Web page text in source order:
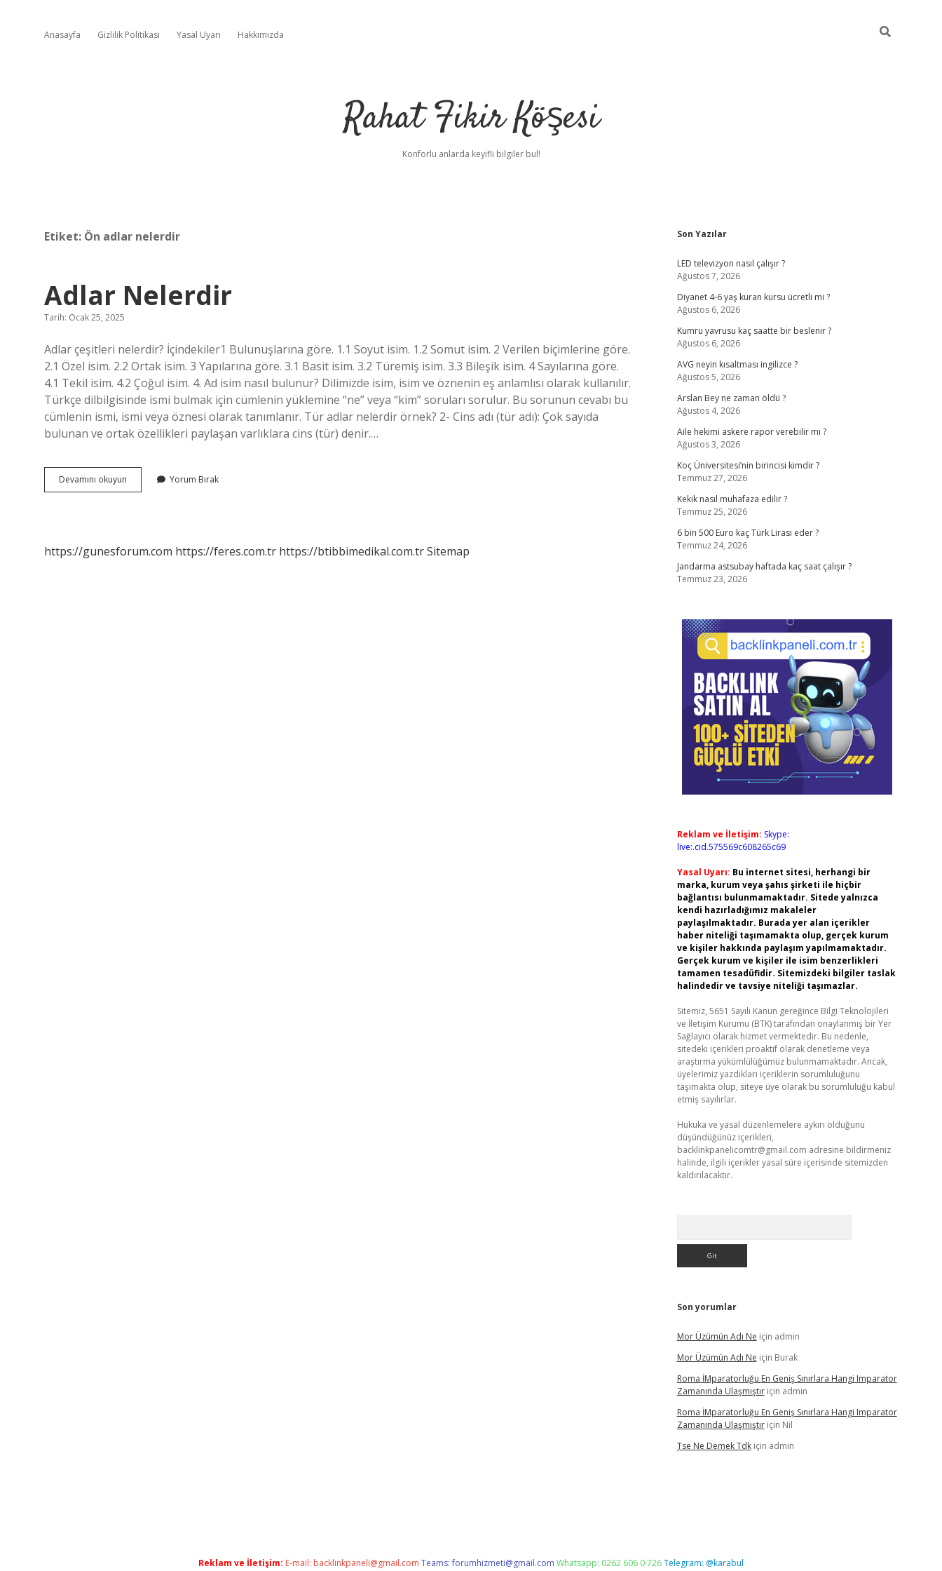
Anasayfa Gizlilik Politikası Yasal Uyarı Hakkımızda
Rahat Fikir Köşesi
Konforlu anlarda keyifli bilgiler bul!
Etiket: Ön adlar nelerdir
Adlar Nelerdir
Tarih: Ocak 25, 2025
Adlar çeşitleri nelerdir? İçindekiler1 Bulunuşlarına göre. 1.1 Soyut isim. 1.2 Somut isim. 2 Verilen biçimlerine göre.
2.1 Özel isim. 2.2 Ortak isim. 3 Yapılarına göre. 3.1 Basit isim. 3.2 Türemiş isim. 3.3 Bileşik isim. 4 Sayılarına göre.
4.1 Tekil isim. 4.2 Çoğul isim. 4. Ad isim nasıl bulunur? Dilimizde isim, isim ve öznenin eş anlamlısı olarak kullanılır.
Türkçe dilbilgisinde ismi bulmak için cümlenin yüklemine “ne” veya “kim” soruları sorulur. Bu sorunun cevabı bu
cümlenin ismi, ismi veya öznesi olarak tanımlanır. Tür adlar nelerdir örnek? 2- Cins adı (tür adı): Çok sayıda
bulunan ve ortak özellikleri paylaşan varlıklara cins (tür) denir.…
Devamını okuyun
Nelerdir
Yorum Bırak
https://gunesforum.com https://feres.com.tr https://btibbimedikal.com.trSitemap
Sidebar
Son Yazılar
LED televizyon nasıl çalışır ?
Ağustos 7, 2026
Diyanet 4-6 yaş kuran kursu ücretli mi ?
Ağustos 6, 2026
Kumru yavrusu kaç saatte bir beslenir ?
Ağustos 6, 2026
AVG neyin kısaltması ingilizce ?
Ağustos 5, 2026
Arslan Bey ne zaman öldü ?
Ağustos 4, 2026
Aile hekimi askere rapor verebilir mi ?
Ağustos 3, 2026
Koç Üniversitesi’nin birincisi kimdir ?
Temmuz 27, 2026
Kekik nasıl muhafaza edilir ?
Temmuz 25, 2026
6 bin 500 Euro kaç Türk Lirası eder ?
Temmuz 24, 2026
Jandarma astsubay haftada kaç saat çalışır ?
Temmuz 23, 2026
Reklam ve İletişim: Skype:
live:.cid.575569c608265c69
Yasal Uyarı: Bu internet sitesi, herhangi bir
marka, kurum veya şahıs şirketi ile hiçbir
bağlantısı bulunmamaktadır. Sitede yalnızca
kendi hazırladığımız makaleler
paylaşılmaktadır. Burada yer alan içerikler
haber niteliği taşımamakta olup, gerçek kurum
ve kişiler hakkında paylaşım yapılmamaktadır.
Gerçek kurum ve kişiler ile isim benzerlikleri
tamamen tesadüfidir. Sitemizdeki bilgiler taslak
halindedir ve tavsiye niteliği taşımazlar.
Sitemiz, 5651 Sayılı Kanun gereğince Bilgi Teknolojileri
ve İletişim Kurumu (BTK) tarafından onaylanmış bir Yer
Sağlayıcı olarak hizmet vermektedir. Bu nedenle,
sitedeki içerikleri proaktif olarak denetleme veya
araştırma yükümlülüğümüz bulunmamaktadır. Ancak,
üyelerimiz yazdıkları içeriklerin sorumluluğunu
taşımakta olup, siteye üye olarak bu sorumluluğu kabul
etmiş sayılırlar.
Hukuka ve yasal düzenlemelere aykırı olduğunu
düşündüğünüz içerikleri,
backlinkpanelicomtr@gmail.com adresine bildirmeniz
halinde, ilgili içerikler yasal süre içerisinde sitemizden
kaldırılacaktır.
Son yorumlar
Mor Üzümün Adı Ne için admin
Mor Üzümün Adı Ne için Burak
Roma İMparatorluğu En Geniş Sınırlara Hangi Imparator
Zamanında Ulaşmıştıriçin admin
Roma İMparatorluğu En Geniş Sınırlara Hangi Imparator
Zamanında Ulaşmıştıriçin Nil
Tse Ne Demek Tdkiçin admin
ilbet yeni giriş
Reklam ve İletişim: E-mail: backlinkpaneli@gmail.com Teams:forumhizmeti@gmail.com Whatsapp: 0262 606 0 726Telegram: @karabul